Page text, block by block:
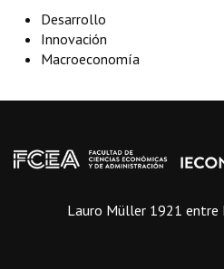
Desarrollo
Innovación
Macroeconomía
Lauro Müller 1921 entre